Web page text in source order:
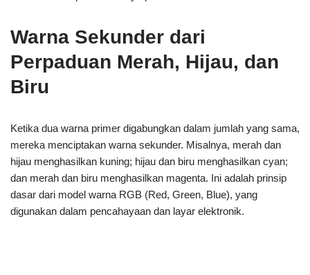
Warna Sekunder dari
Perpaduan Merah, Hijau, dan
Biru
Ketika dua warna primer digabungkan dalam jumlah yang sama,
mereka menciptakan warna sekunder. Misalnya, merah dan
hijau menghasilkan kuning; hijau dan biru menghasilkan cyan;
dan merah dan biru menghasilkan magenta. Ini adalah prinsip
dasar dari model warna RGB (Red, Green, Blue), yang
digunakan dalam pencahayaan dan layar elektronik.